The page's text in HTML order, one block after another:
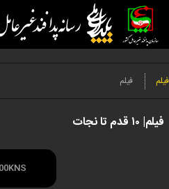
فیلم فیلم
فیلم| ۱۰ قدم تا نجات